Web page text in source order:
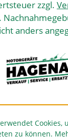
zzgl.
anders
Cookies,
zu können.